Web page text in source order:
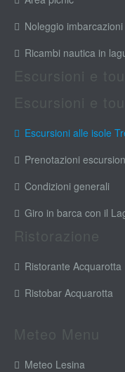
Noleggio imbarcazioni
Ricambi nautica in
Escursioni alle isole
Prenotazioni
Condizioni generali
Giro in barca con il
Ristorante Acquarotta
Ristobar Acquarotta
Meteo Lesina